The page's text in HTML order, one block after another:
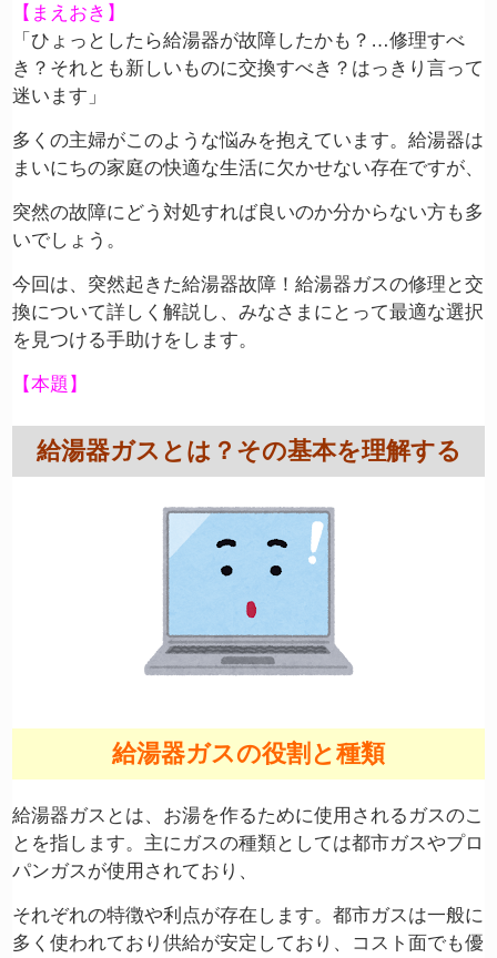
【まえおき】
「ひょっとしたら給湯器が故障したかも？…修理すべ
き？それとも新しいものに交換すべき？はっきり言って
迷います」
多くの主婦がこのような悩みを抱えています。給湯器は
まいにちの家庭の快適な生活に欠かせない存在ですが、
突然の故障にどう対処すれば良いのか分からない方も多
いでしょう。
今回は、突然起きた給湯器故障！給湯器ガスの修理と交
換について詳しく解説し、みなさまにとって最適な選択
を見つける手助けをします。
【本題】
給湯器ガスとは？その基本を理解する
給湯器ガスの役割と種類
給湯器ガスとは、お湯を作るために使用されるガスのこ
とを指します。主にガスの種類としては都市ガスやプロ
パンガスが使用されており、
それぞれの特徴や利点が存在します。都市ガスは一般に
多く使われており供給が安定しており、コスト面でも優